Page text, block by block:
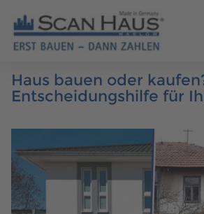
HÄUSER
MUSTERHÄUSER
SCANHAUS-VORTEILE
RUND UMS BAUEN
Haus bauen oder
Entscheidungshilfe für